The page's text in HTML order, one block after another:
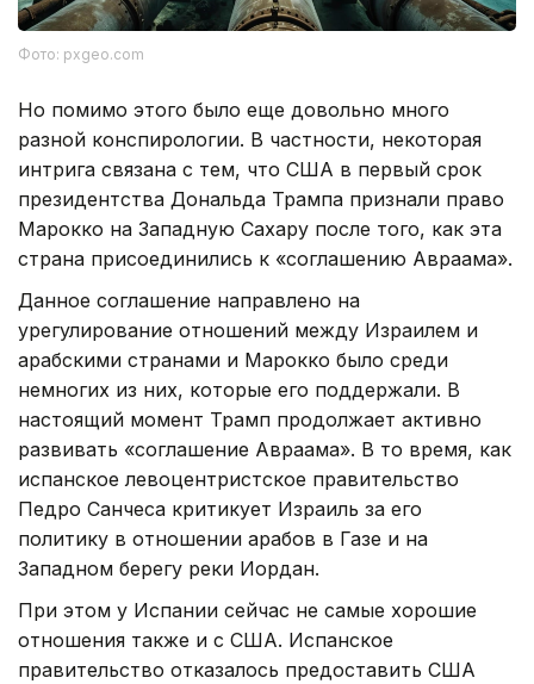
Фото: pxgeo.com
Но помимо этого было еще довольно много
разной конспирологии. В частности, некоторая
интрига связана с тем, что США в первый срок
президентства Дональда Трампа признали право
Марокко на Западную Сахару после того, как эта
страна присоединились к «соглашению Авраама».
Данное соглашение направлено на
урегулирование отношений между Израилем и
арабскими странами и Марокко было среди
немногих из них, которые его поддержали. В
настоящий момент Трамп продолжает активно
развивать «соглашение Авраама». В то время, как
испанское левоцентристское правительство
Педро Санчеса критикует Израиль за его
политику в отношении арабов в Газе и на
Западном берегу реки Иордан.
При этом у Испании сейчас не самые хорошие
отношения также и с США. Испанское
правительство отказалось предоставить США